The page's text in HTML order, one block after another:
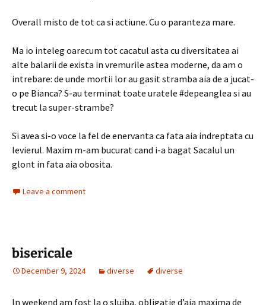
Overall misto de tot ca si actiune. Cu o paranteza mare.
Ma io inteleg oarecum tot cacatul asta cu diversitatea ai
alte balarii de exista in vremurile astea moderne, da am o
intrebare: de unde mortii lor au gasit stramba aia de a jucat-
o pe Bianca? S-au terminat toate uratele #depeanglea si au
trecut la super-strambe?
Si avea si-o voce la fel de enervanta ca fata aia indreptata cu
levierul. Maxim m-am bucurat cand i-a bagat Sacalul un
glont in fata aia obosita.
Leave a comment
bisericale
December 9, 2024 diverse diverse
In weekend am fost la o slujba, obligatie d’aia maxima de